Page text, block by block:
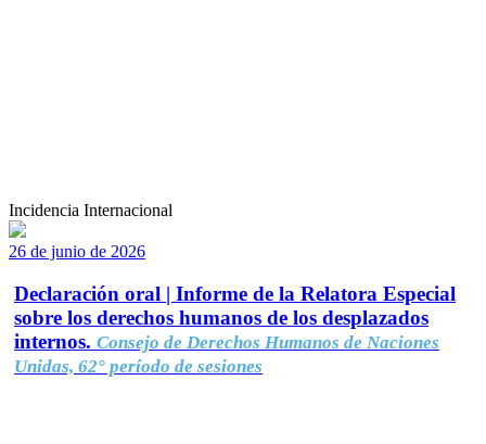
Incidencia Internacional
26 de junio de 2026
Declaración oral | Informe de la Relatora Especial
sobre los derechos humanos de los desplazados
internos. Consejo de Derechos Humanos de Naciones
Unidas, 62° período de sesiones